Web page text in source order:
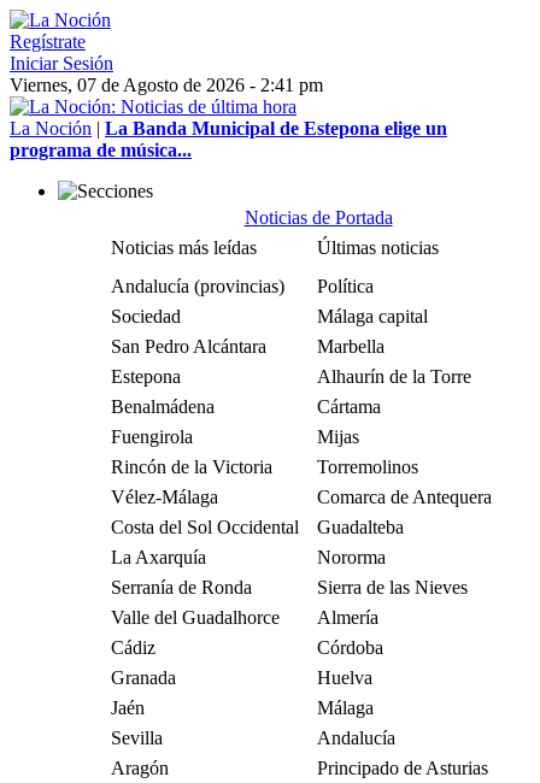
Regístrate
Iniciar Sesión
Viernes, 07 de Agosto de 2026 - 2:41 pm
La Noción | La Banda Municipal de Estepona elige un
programa de música...
Noticias de Portada
Noticias más leídas
Últimas noticias
Andalucía (provincias)
Política
Sociedad
Málaga capital
San Pedro Alcántara
Marbella
Estepona
Alhaurín de la Torre
Benalmádena
Cártama
Fuengirola
Mijas
Rincón de la Victoria
Torremolinos
Vélez-Málaga
Comarca de Antequera
Costa del Sol Occidental
Guadalteba
La Axarquía
Nororma
Serranía de Ronda
Sierra de las Nieves
Valle del Guadalhorce
Almería
Cádiz
Córdoba
Granada
Huelva
Jaén
Málaga
Sevilla
Andalucía
Aragón
Principado de Asturias